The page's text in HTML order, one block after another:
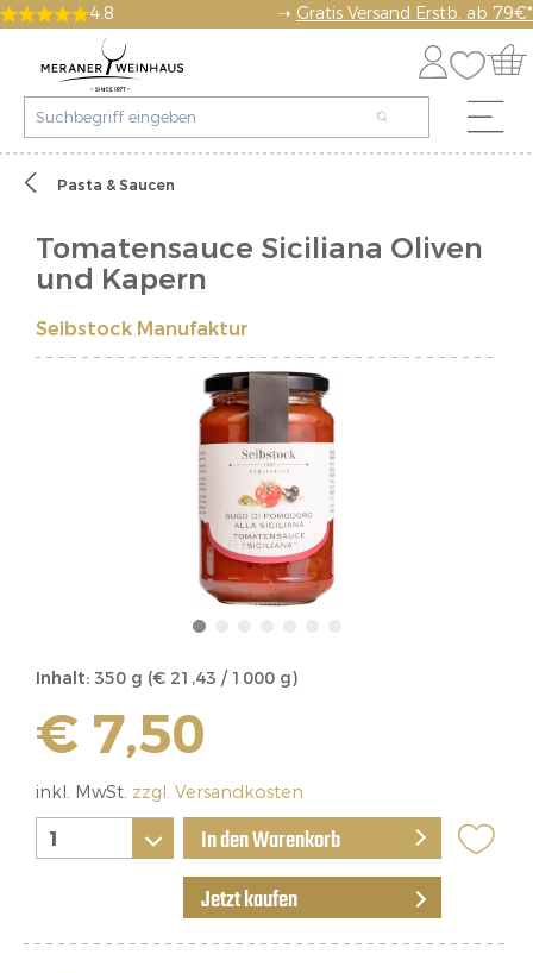
4.8 ➝ Gratis Versand Erstb. ab 79€*
Pasta & Saucen
Tomatensauce Siciliana Oliven
und Kapern
Seibstock Manufaktur
Inhalt: 350 g (€ 21,43 / 1000 g)
€ 7,50
inkl. MwSt. zzgl. Versandkosten
In den Warenkorb
Jetzt kaufen